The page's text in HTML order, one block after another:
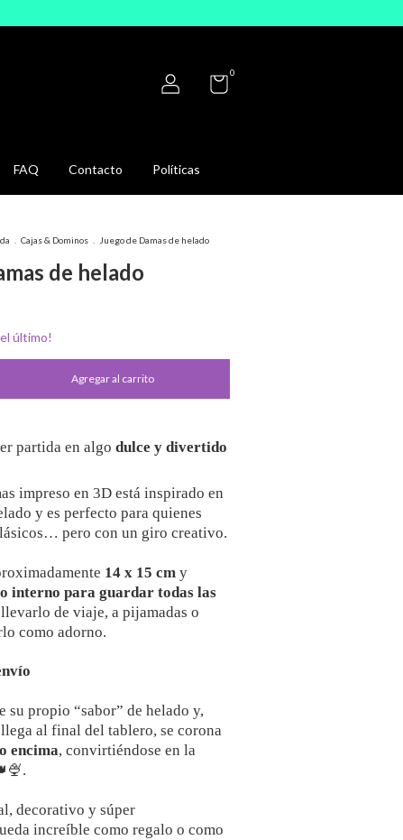
0
FAQ Contacto Políticas
Cajas & Dominos Juego de Damas de helado
de helado
último!
partida en algo dulce y divertido
impreso en 3D está inspirado en
y es perfecto para quienes
pero con un giro creativo.
14 x 15 cmy
interno para guardar todas las
de viaje, a pijamadas o
como adorno.
su propio “sabor” de helado y,
al final del tablero, se corona
encima, convirtiéndose en la
decorativo y súper
increíble como regalo o como